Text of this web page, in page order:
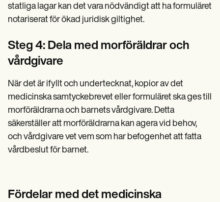
statliga lagar kan det vara nödvändigt att ha formuläret
notariserat för ökad juridisk giltighet.
Steg 4: Dela med morföräldrar och
vårdgivare
När det är ifyllt och undertecknat, kopior av det
medicinska samtyckebrevet eller formuläret ska ges till
morföräldrarna och barnets vårdgivare. Detta
säkerställer att morföräldrarna kan agera vid behov,
och vårdgivare vet vem som har befogenhet att fatta
vårdbeslut för barnet.
Fördelar med det medicinska